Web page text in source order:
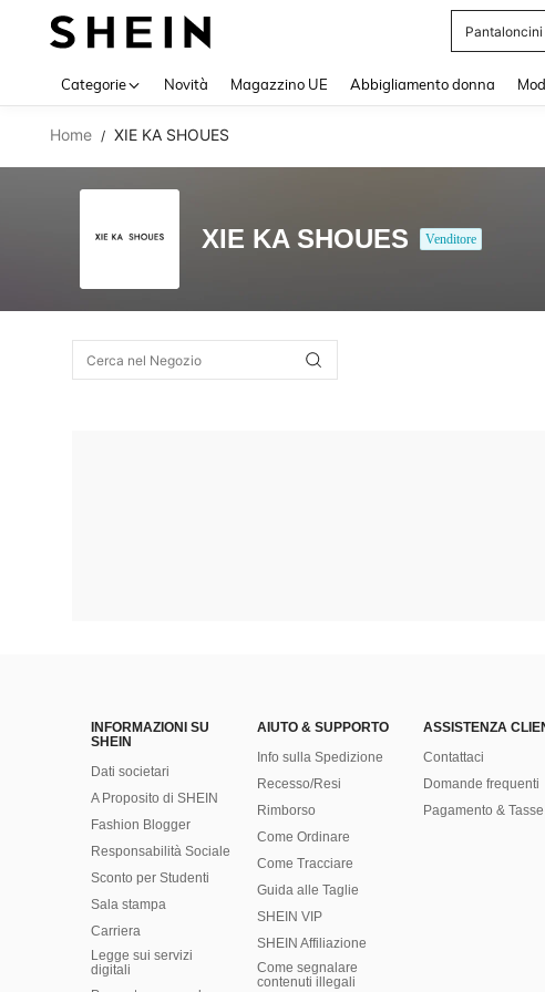
Pantaloncini
Categorie Novità Magazzino UE Abbigliamento donna
Home / XIE KA SHOUES
XIE KA SHOUES Venditore
INFORMAZIONI SU
SHEIN
Dati societari
A Proposito di SHEIN
Fashion Blogger
Responsabilità Sociale
Sconto per Studenti
Sala stampa
Carriera
Legge sui servizi
digitali
AIUTO & SUPPORTO
Info sulla Spedizione
Recesso/Resi
Rimborso
Come Ordinare
Come Tracciare
Guida alle Taglie
SHEIN VIP
SHEIN Affiliazione
Come segnalare
contenuti illegali
ASSISTENZA
Contattaci
Domande frequenti
Pagamento & Tasse